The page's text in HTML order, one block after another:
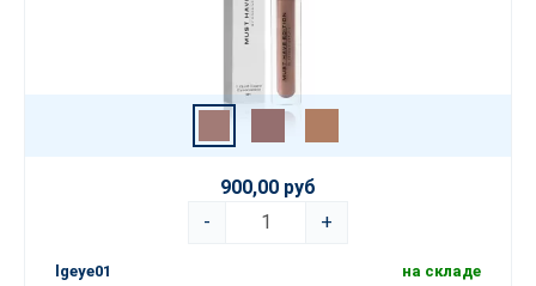
900,00 руб
-
+
lgeye01 на складе